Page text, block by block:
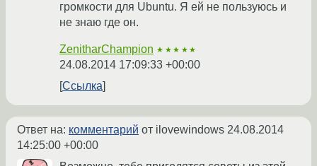
громкости для Ubuntu. Я ей не пользуюсь и
не знаю где он.
ZenitharChampion ★★★★★
24.08.2014 17:09:33 +00:00
Ссылка
Ответ на: комментарий от ilovewindows 24.08.2014
14:25:00 +00:00